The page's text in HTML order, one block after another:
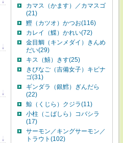
カマス（かます）／カマスゴ
(21)
鰹（カツオ）かつお(116)
カレイ（鰈）かれい(72)
金目鯛（キンメダイ）きんめ
だい(29)
キス（鱚）きす(25)
きびなご（吉備女子）キビナ
ゴ(31)
ギンダラ（銀鱈）ぎんだら
(22)
鯨（くじら）クジラ(11)
小柱（こばしら）コバシラ
(17)
サーモン／キングサーモン／
トラウト(102)